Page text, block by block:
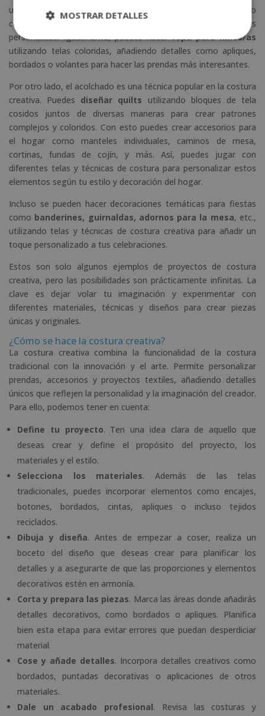
utilizando patrones personalizados, agregando detalles como
caras bordadas, ropa hecha a medida y accesorios para darles
personalidad. Igualmente, puedes hacerropa para niños/as
utilizando telas coloridas, añadiendo detalles como apliques,
bordados o volantes para hacer las prendas más interesantes.
Por otro lado, el acolchado es una técnica popular en la costura
creativa. Puedes diseñar quilts utilizando bloques de tela
cosidos juntos de diversas maneras para crear patrones
complejos y coloridos. Con esto puedes crear accesorios para
el hogar como manteles individuales, caminos de mesa,
cortinas, fundas de cojín, y más. Así, puedes jugar con
diferentes telas y técnicas de costura para personalizar estos
elementos según tu estilo y decoración del hogar.
Incluso se pueden hacer decoraciones temáticas para fiestas
como banderines, guirnaldas, adornos para la mesa, etc.,
utilizando telas y técnicas de costura creativa para añadir un
toque personalizado a tus celebraciones.
Estos son solo algunos ejemplos de proyectos de costura
creativa, pero las posibilidades son prácticamente infinitas. La
clave es dejar volar tu imaginación y experimentar con
diferentes materiales, técnicas y diseños para crear piezas
únicas y originales.
¿Cómo se hace la costura creativa?
La costura creativa combina la funcionalidad de la costura
tradicional con la innovación y el arte. Permite personalizar
prendas, accesorios y proyectos textiles, añadiendo detalles
únicos que reflejen la personalidad y la imaginación del creador.
Para ello, podemos tener en cuenta:
Define tu proyecto. Ten una idea clara de aquello que
deseas crear y define el propósito del proyecto, los
materiales y el estilo.
Selecciona los materiales. Además de las telas
tradicionales, puedes incorporar elementos como encajes,
botones, bordados, cintas, apliques o incluso tejidos
reciclados.
Dibuja y diseña. Antes de empezar a coser, realiza un
boceto del diseño que deseas crear para planificar los
detalles y a asegurarte de que las proporciones y elementos
decorativos estén en armonía.
Corta y prepara las piezas. Marca las áreas donde añadirás
detalles decorativos, como bordados o apliques. Planifica
bien esta etapa para evitar errores que puedan desperdiciar
material.
Cose y añade detalles. Incorpora detalles creativos como
bordados, puntadas decorativas o aplicaciones de otros
materiales.
Dale un acabado profesional. Revisa las costuras y
MOSTRAR DETALLES